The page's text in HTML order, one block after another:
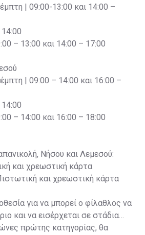
| 09:00-13:00 και 14:00 –
– 13:00 και 14:00 – 17:00
| 09:00 – 14:00 και 16:00 –
– 14:00 και 16:00 – 18:00
Νήσου και Λεμεσού:
και χρεωστική κάρτα
και χρεωστική κάρτα
για να μπορεί ο φίλαθλος να
και να εισέρχεται σε στάδια
πρώτης κατηγορίας, θα